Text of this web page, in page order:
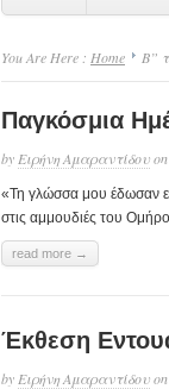
You Are Here : Home Β”
Παγκόσμια
by Ειρήνη Αμαραντίδου
«Τη γλώσσα μου έδωσαν
στις αμμουδιές του
read more →
Έκθεση
by Ειρήνη Αμαραντίδου